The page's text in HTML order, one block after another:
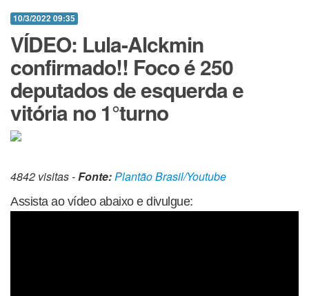
10/3/2022 09:35
VÍDEO: Lula-Alckmin
confirmado!! Foco é 250
deputados de esquerda e
vitória no 1°turno
4842 visitas -Fonte:Plantão Brasil/Youtube
Assista ao vídeo abaixo e divulgue: